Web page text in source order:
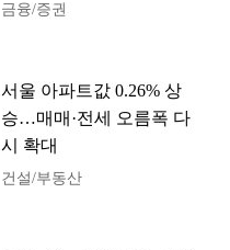
금융/증권
서울 아파트값 0.26% 상
승…매매·전세 오름폭 다
시 확대
건설/부동산